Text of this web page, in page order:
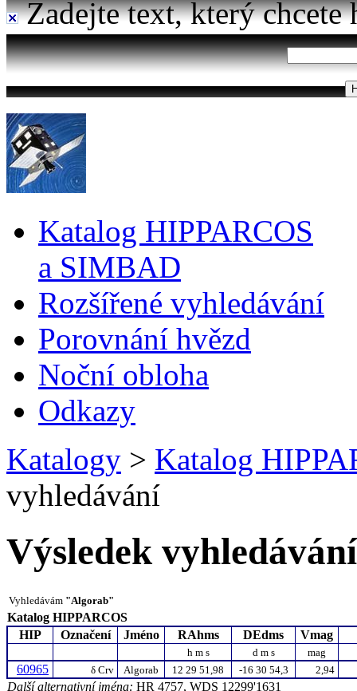
Zadejte text, který chcete
Katalog HIPPARCOS
a SIMBAD
Rozšířené vyhledávání
Porovnání hvězd
Noční obloha
Odkazy
Katalogy > Katalog
vyhledávání
Výsledek vyhledávání
Vyhledávám "Algorab"
Katalog HIPPARCOS
HIP
Označení Jméno RAhms DEdms Vmag
h m s d m s mag
60965 δ Crv Algorab 12 29 51,98 -16 30 54,3 2,94
Další alternativní jména: HR 4757, WDS 12299'1631